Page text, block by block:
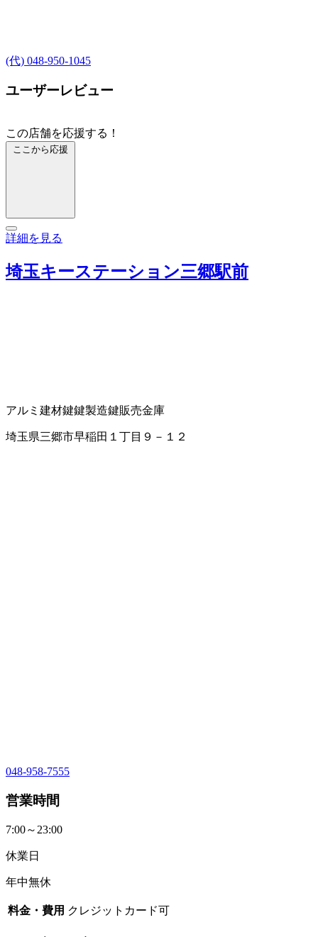
(代) 048-950-1045
ユーザーレビュー
この店舗を応援する！
ここから応援
詳細を見る
埼玉キーステーション三郷駅前
アルミ建材鍵鍵製造鍵販売金庫
埼玉県三郷市早稲田１丁目９－１２
048-958-7555
営業時間
7:00～23:00
休業日
年中無休
料金・費用 クレジットカード可